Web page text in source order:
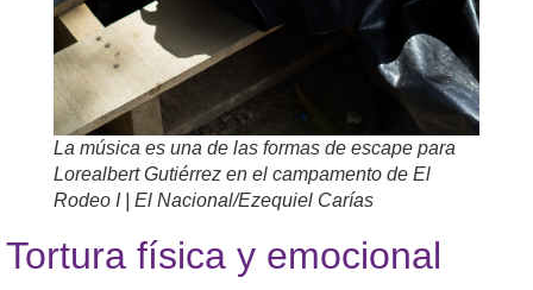
La música es una de las formas de escape para
Lorealbert Gutiérrez en el campamento de El
Rodeo I | El Nacional/Ezequiel Carías
Tortura física y emocional